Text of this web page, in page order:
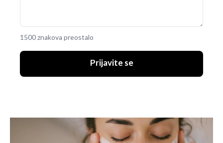
1500 znakova preostalo
Prijavite se